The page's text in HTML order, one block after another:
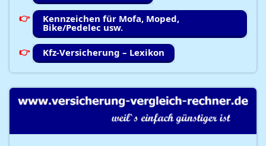
Kennzeichen für Mofa, Moped,
Bike/Pedelec usw.
Kfz-Versicherung – Lexikon